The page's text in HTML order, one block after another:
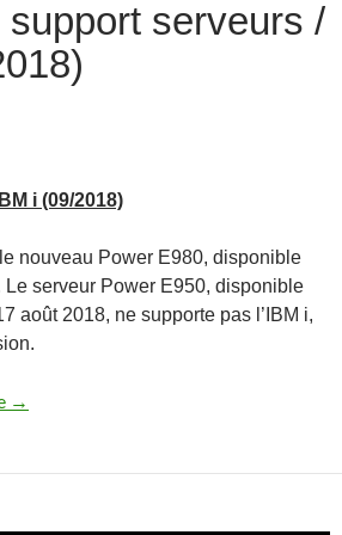
support serveurs /
i (09/2018)
nouveau Power E980, disponible
serveur Power E950, disponible
août 2018, ne supporte pas l’IBM i,
Matrice de support serveurs / IBM i
→